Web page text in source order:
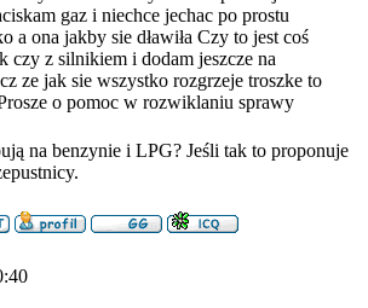
gaz i niechce jechac po prostu
a ona jakby sie dławiła Czy to jest coś
czy z silnikiem i dodam jeszcze na
ze jak sie wszystko rozgrzeje troszke to
o pomoc w rozwiklaniu sprawy
na benzynie i LPG? Jeśli tak to proponuje